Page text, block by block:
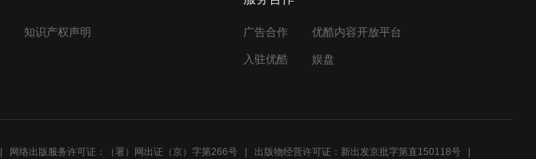
知识产权声明 广告合作 优酷内容开放平台
入驻优酷 娱盘
网络出版服务许可证：（署）网出证（京）字第266号 出版物经营许可证：新出发京批字第直150118号